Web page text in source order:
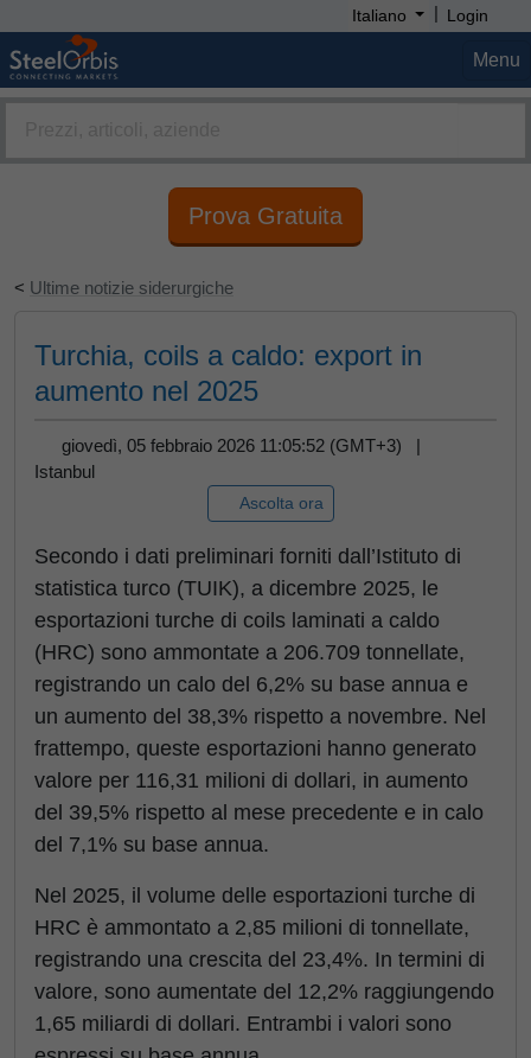
Italiano | Login
Menu
Prova Gratuita
< Ultime notizie siderurgiche
Turchia, coils a caldo: export in
aumento nel 2025
giovedì, 05 febbraio 2026 11:05:52 (GMT+3) |
Istanbul
Ascolta ora
Secondo i dati preliminari forniti dall’Istituto di
statistica turco (TUIK), a dicembre 2025, le
esportazioni turche di coils laminati a caldo
(HRC) sono ammontate a 206.709 tonnellate,
registrando un calo del 6,2% su base annua e
un aumento del 38,3% rispetto a novembre. Nel
frattempo, queste esportazioni hanno generato
valore per 116,31 milioni di dollari, in aumento
del 39,5% rispetto al mese precedente e in calo
del 7,1% su base annua.
Nel 2025, il volume delle esportazioni turche di
HRC è ammontato a 2,85 milioni di tonnellate,
registrando una crescita del 23,4%. In termini di
valore, sono aumentate del 12,2% raggiungendo
1,65 miliardi di dollari. Entrambi i valori sono